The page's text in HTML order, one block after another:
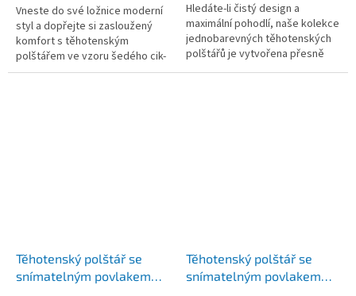
Vneste do své ložnice moderní
styl a dopřejte si zasloužený
komfort s těhotenským
polštářem ve vzoru šedého cik-
caku. Tento nadčasový design v
Hledáte-li čistý design a
maximální pohodlí, naše kolekce
jednobarevných těhotenských
polštářů je vytvořena přesně
pro vaše potřeby. Tento polštář
Těhotenský polštář se
snímatelným povlakem
Těhotenský polštář se
snímatelným povlakem